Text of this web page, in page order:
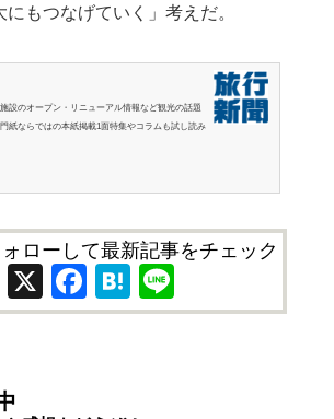
もつなげていく」考えだ。
設のオープン・リニューアル情報など観光の話題
紙ならではの本紙掲載1面特集やコラムも試し読み
ローして最新記事をチェック
X Facebook
Hatena